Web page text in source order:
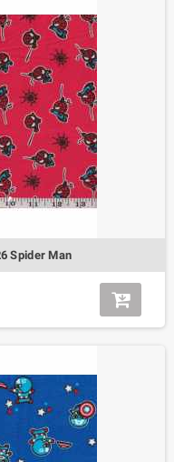
Spider Man